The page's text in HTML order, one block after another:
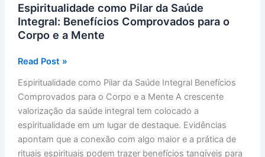
Espiritualidade como Pilar da Saúde
Integral: Benefícios Comprovados para o
Corpo e a Mente
Espiritualidade
Pilar
Integral:
Benefícios
Read Post »
Espiritualidade como Pilar da Saúde Integral Benefícios
Comprovados para o Corpo e a Mente A crescente
valorização da saúde integral tem colocado a
espiritualidade em um lugar de destaque. Evidências
apontam que a conexão com algo maior e a prática de
rituais espirituais podem trazer benefícios tangíveis para